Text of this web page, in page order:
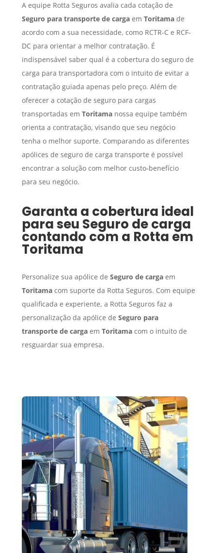
A equipe Rotta Seguros avalia cada cotação de
Seguro para transporte de cargaem Toritamade
acordo com a sua necessidade, como RCTR-C e RCF-
DC para orientar a melhor contratação. É
indispensável saber qual é a cobertura do seguro de
carga para transportadora com o intuito de evitar a
contratação guiada apenas pelo preço. Além de
oferecer a cotação de seguro para cargas
transportadas em Toritamanossa equipe também
orienta a contratação, visando que seu negócio
tenha o melhor suporte. Comparando as diferentes
apólices de seguro de carga transporte é possível
encontrar a solução com melhor custo-benefício
para seu negócio.
Garanta a cobertura ideal
para seu Seguro de carga
contando com a Rotta em
Toritama
Personalize sua apólice de Seguro de cargaem
Toritamacom suporte da Rotta Seguros. Com equipe
qualificada e experiente, a Rotta Seguros faz a
personalização da apólice de Seguro para
transporte de cargaem Toritamacom o intuito de
resguardar sua empresa.